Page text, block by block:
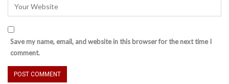
Save my name, email, and website in this browser for the next time I
comment.